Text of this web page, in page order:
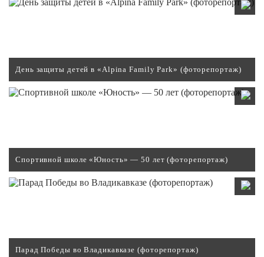
День защиты детей в «Alpina Family Park» (фоторепортаж)
Спортивной школе «Юность» — 50 лет (фоторепортаж)
Парад Победы во Владикавказе (фоторепортаж)